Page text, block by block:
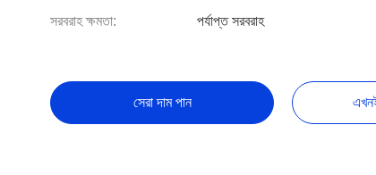
সরবরাহ ক্ষমতা: পর্যাপ্ত সরবরাহ
সেরা দাম পান